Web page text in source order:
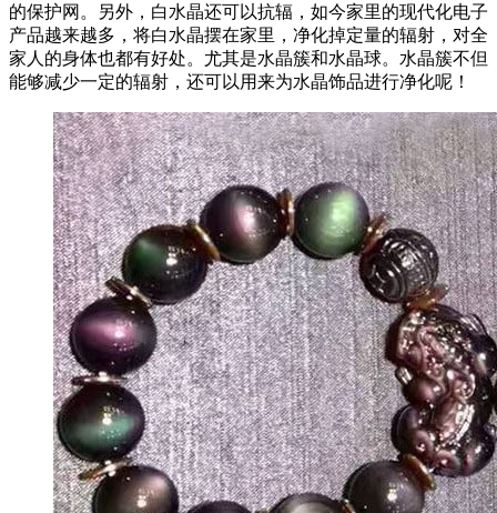
的保护网。另外，白水晶还可以抗辐，如今家里的现代化电子
产品越来越多，将白水晶摆在家里，净化掉定量的辐射，对全
家人的身体也都有好处。尤其是水晶簇和水晶球。水晶簇不但
能够减少一定的辐射，还可以用来为水晶饰品进行净化呢！